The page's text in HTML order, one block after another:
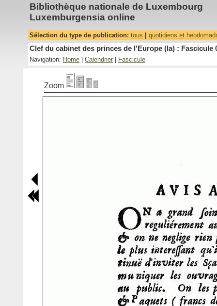
Bibliothèque nationale de Luxembourg
Luxemburgensia online
Sélection du type de publication: tous quotidiens et
Clef du cabinet des princes de l'Europe (la) : Fascicule
Navigation: Home Calendrier Fascicule
Zoom